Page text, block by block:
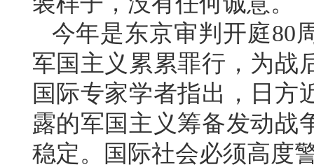
今年是东京审判开庭80
军国主义累累罪行，为战
国际专家学者指出，日方
露的军国主义筹备发动战
稳定。国际社会必须高度